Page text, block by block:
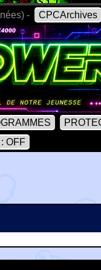
- CPCArchives
OFF